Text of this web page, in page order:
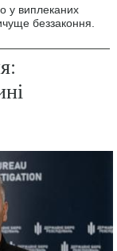
у виплеканих
беззаконня.